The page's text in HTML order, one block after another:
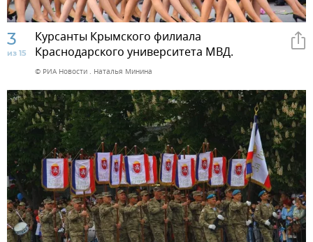
3
из 15
Курсанты Крымского филиала
Краснодарского университета МВД.
© РИА Новости . Наталья Минина